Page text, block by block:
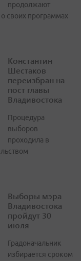
продолжают
своих программах
Константин
Шестаков
переизбран на
пост главы
Владивостока
Процедура
выборов
проходила в
Выборы мэра
Владивостока
пройдут 30
июля
Градоначальник
избирается сроком